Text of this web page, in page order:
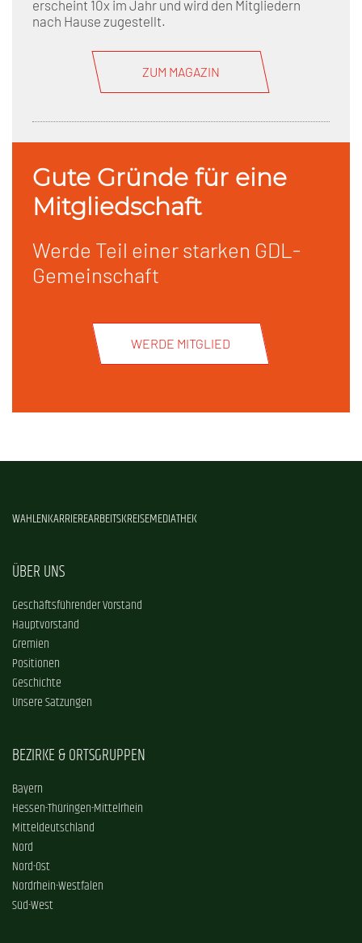
erscheint 10x im Jahr und wird den Mitgliedern
nach Hause zugestellt.
ZUM MAGAZIN
Gute Gründe für eine
Mitgliedschaft
Werde Teil einer starken GDL-
Gemeinschaft
WERDE MITGLIED
WAHLENKARRIEREARBEITSKREISEMEDIATHEK
ÜBER UNS
Geschäftsführender Vorstand
Hauptvorstand
Gremien
Positionen
Geschichte
Unsere Satzungen
BEZIRKE & ORTSGRUPPEN
Bayern
Hessen-Thüringen-Mittelrhein
Mitteldeutschland
Nord
Nord-Ost
Nordrhein-Westfalen
Süd-West